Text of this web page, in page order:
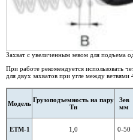
Захват с увеличенным зевом для подъема
При работе рекомендуется использовать
для двух захватов при угле между ветвями
Модель Грузоподъемность на пару
Тн
Зев
мм
ETM-1 1,0 0-50